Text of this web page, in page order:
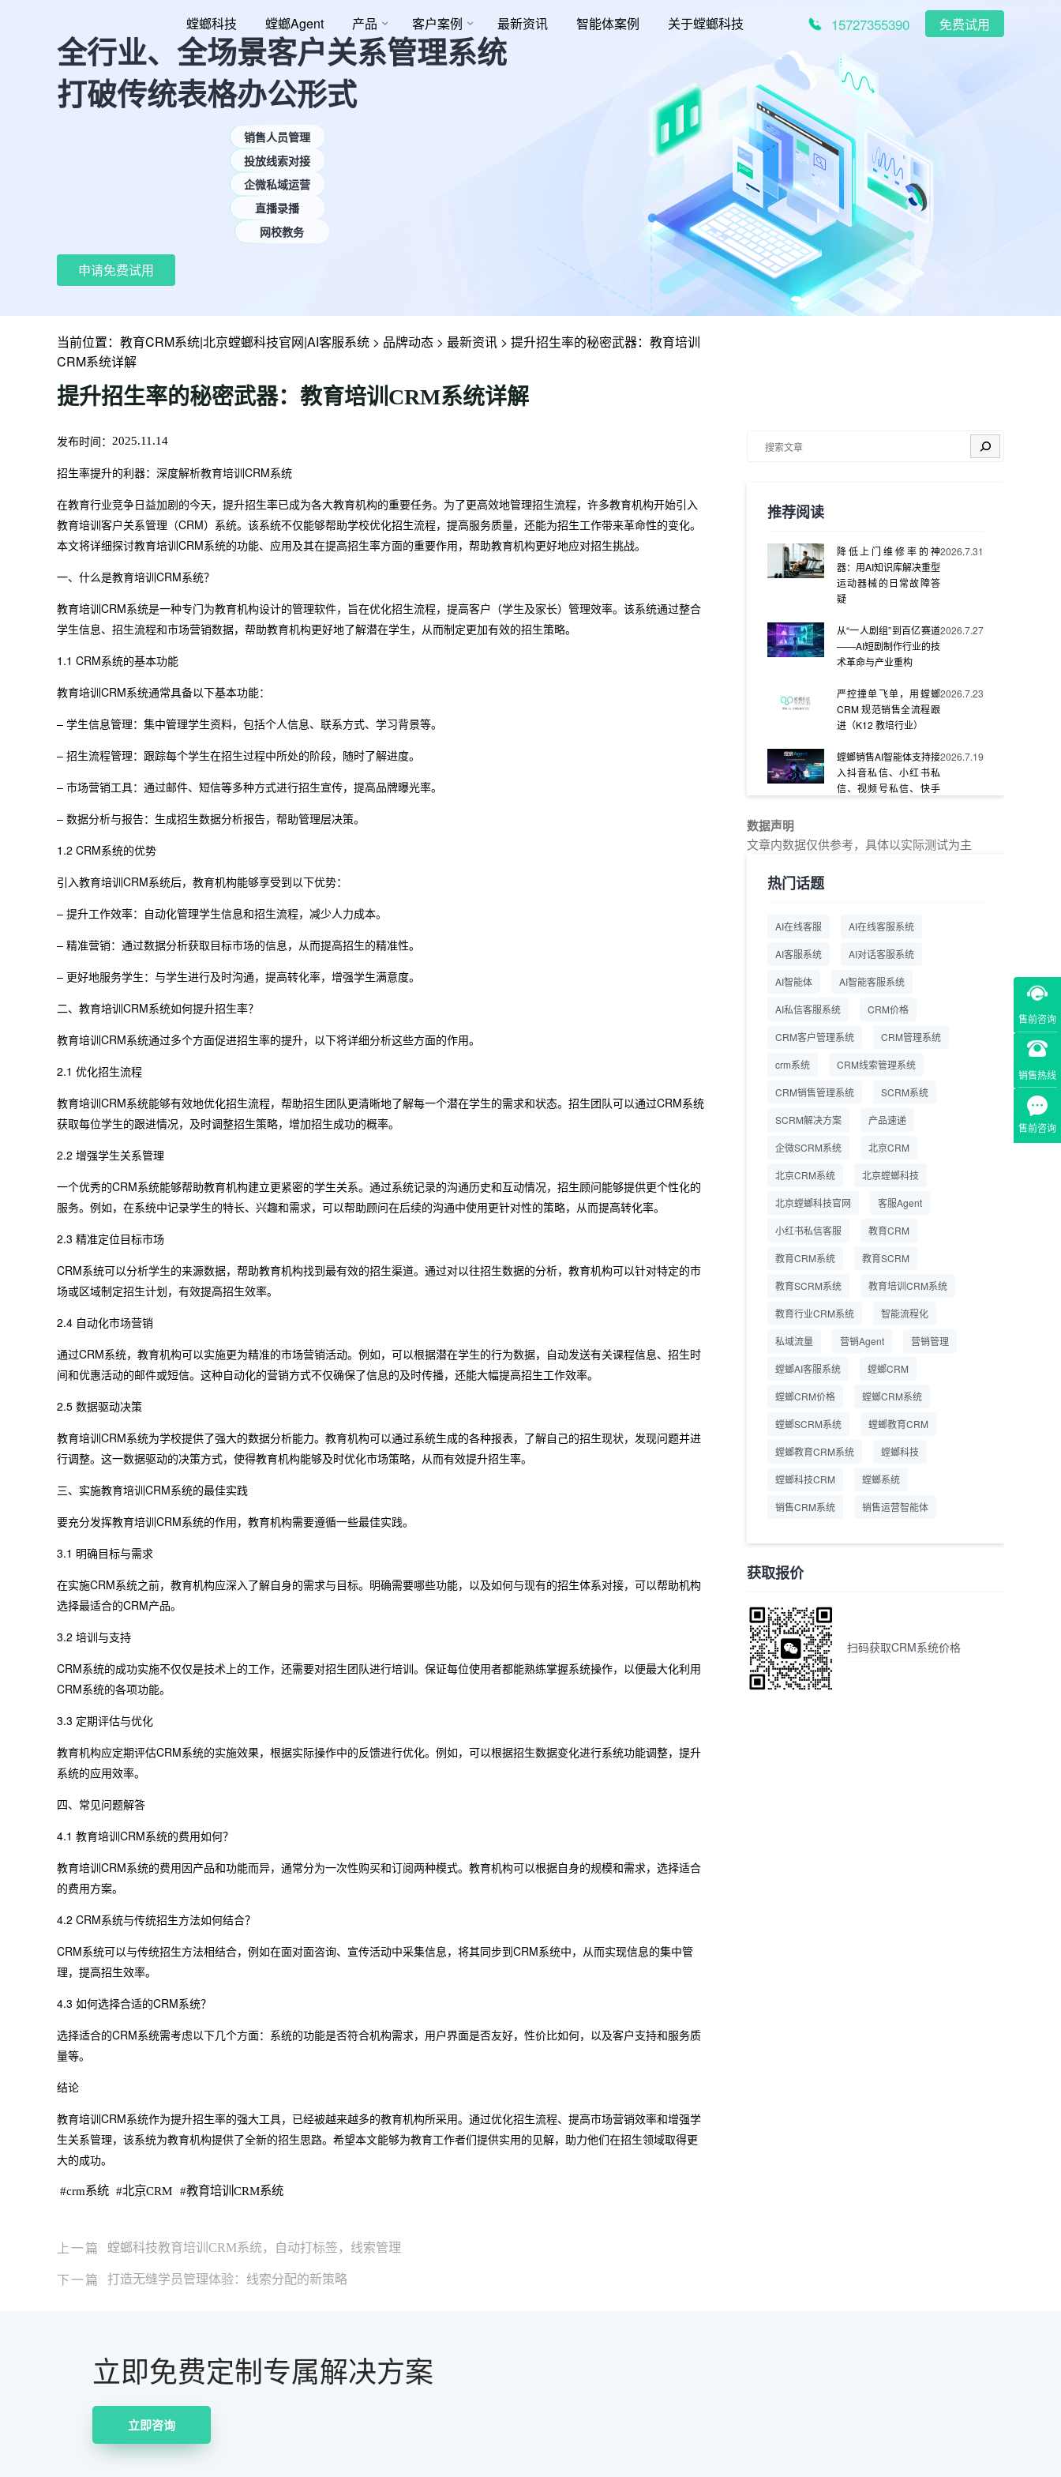
螳螂科技 螳螂Agent 产品 客户案例 最新资讯 智能体案例 关于螳螂科技 15727355390 免费试用
全行业、全场景客户关系管理系统
打破传统表格办公形式
销售人员管理
投放线索对接
企微私域运营
直播录播
网校教务
申请免费试用
售前咨询
销售热线
售前咨询
当前位置： 教育CRM系统|北京螳螂科技官网|AI客服系统 > 品牌动态 > 最新资讯 > 提升招生率的秘密武器：教育培训
CRM系统详解
提升招生率的秘密武器：教育培训CRM系统详解
发布时间： 2025.11.14
招生率提升的利器：深度解析教育培训CRM系统
在教育行业竞争日益加剧的今天，提升招生率已成为各大教育机构的重要任务。为了更高效地管理招生流程，许多教育机构开始引入
教育培训客户关系管理（CRM）系统。该系统不仅能够帮助学校优化招生流程，提高服务质量，还能为招生工作带来革命性的变化。
本文将详细探讨教育培训CRM系统的功能、应用及其在提高招生率方面的重要作用，帮助教育机构更好地应对招生挑战。
一、什么是教育培训CRM系统？
教育培训CRM系统是一种专门为教育机构设计的管理软件，旨在优化招生流程，提高客户（学生及家长）管理效率。该系统通过整合
学生信息、招生流程和市场营销数据，帮助教育机构更好地了解潜在学生，从而制定更加有效的招生策略。
1.1 CRM系统的基本功能
教育培训CRM系统通常具备以下基本功能：
– 学生信息管理：集中管理学生资料，包括个人信息、联系方式、学习背景等。
– 招生流程管理：跟踪每个学生在招生过程中所处的阶段，随时了解进度。
– 市场营销工具：通过邮件、短信等多种方式进行招生宣传，提高品牌曝光率。
– 数据分析与报告：生成招生数据分析报告，帮助管理层决策。
1.2 CRM系统的优势
引入教育培训CRM系统后，教育机构能够享受到以下优势：
– 提升工作效率：自动化管理学生信息和招生流程，减少人力成本。
– 精准营销：通过数据分析获取目标市场的信息，从而提高招生的精准性。
– 更好地服务学生：与学生进行及时沟通，提高转化率，增强学生满意度。
二、教育培训CRM系统如何提升招生率？
教育培训CRM系统通过多个方面促进招生率的提升，以下将详细分析这些方面的作用。
2.1 优化招生流程
教育培训CRM系统能够有效地优化招生流程，帮助招生团队更清晰地了解每一个潜在学生的需求和状态。招生团队可以通过CRM系统
获取每位学生的跟进情况，及时调整招生策略，增加招生成功的概率。
2.2 增强学生关系管理
一个优秀的CRM系统能够帮助教育机构建立更紧密的学生关系。通过系统记录的沟通历史和互动情况，招生顾问能够提供更个性化的
服务。例如，在系统中记录学生的特长、兴趣和需求，可以帮助顾问在后续的沟通中使用更针对性的策略，从而提高转化率。
2.3 精准定位目标市场
CRM系统可以分析学生的来源数据，帮助教育机构找到最有效的招生渠道。通过对以往招生数据的分析，教育机构可以针对特定的市
场或区域制定招生计划，有效提高招生效率。
2.4 自动化市场营销
通过CRM系统，教育机构可以实施更为精准的市场营销活动。例如，可以根据潜在学生的行为数据，自动发送有关课程信息、招生时
间和优惠活动的邮件或短信。这种自动化的营销方式不仅确保了信息的及时传播，还能大幅提高招生工作效率。
2.5 数据驱动决策
教育培训CRM系统为学校提供了强大的数据分析能力。教育机构可以通过系统生成的各种报表，了解自己的招生现状，发现问题并进
行调整。这一数据驱动的决策方式，使得教育机构能够及时优化市场策略，从而有效提升招生率。
三、实施教育培训CRM系统的最佳实践
要充分发挥教育培训CRM系统的作用，教育机构需要遵循一些最佳实践。
3.1 明确目标与需求
在实施CRM系统之前，教育机构应深入了解自身的需求与目标。明确需要哪些功能，以及如何与现有的招生体系对接，可以帮助机构
选择最适合的CRM产品。
3.2 培训与支持
CRM系统的成功实施不仅仅是技术上的工作，还需要对招生团队进行培训。保证每位使用者都能熟练掌握系统操作，以便最大化利用
CRM系统的各项功能。
3.3 定期评估与优化
教育机构应定期评估CRM系统的实施效果，根据实际操作中的反馈进行优化。例如，可以根据招生数据变化进行系统功能调整，提升
系统的应用效率。
四、常见问题解答
4.1 教育培训CRM系统的费用如何？
教育培训CRM系统的费用因产品和功能而异，通常分为一次性购买和订阅两种模式。教育机构可以根据自身的规模和需求，选择适合
的费用方案。
4.2 CRM系统与传统招生方法如何结合？
CRM系统可以与传统招生方法相结合，例如在面对面咨询、宣传活动中采集信息，将其同步到CRM系统中，从而实现信息的集中管
理，提高招生效率。
4.3 如何选择合适的CRM系统？
选择适合的CRM系统需考虑以下几个方面：系统的功能是否符合机构需求，用户界面是否友好，性价比如何，以及客户支持和服务质
量等。
结论
教育培训CRM系统作为提升招生率的强大工具，已经被越来越多的教育机构所采用。通过优化招生流程、提高市场营销效率和增强学
生关系管理，该系统为教育机构提供了全新的招生思路。希望本文能够为教育工作者们提供实用的见解，助力他们在招生领域取得更
大的成功。
#crm系统 #北京CRM #教育培训CRM系统
搜索
推荐阅读
降低上门维修率的神
器：用AI知识库解决重型
运动器械的日常故障答
疑
2026.7.31
从“一人剧组”到百亿赛道
——AI短剧制作行业的技
术革命与产业重构
2026.7.27
严控撞单飞单，用螳螂
CRM 规范销售全流程跟
进（K12 教培行业）
2026.7.23
螳螂销售AI智能体支持接
入抖音私信、小红书私
信、视频号私信、快手
2026.7.19
螳螂系统专为K12/职业
交：螳螂科技销售AI智能
一站式SCRM系统企微
全流程
商用SCRM系统企微工
营成本
2026.7.14
企业微信 私域用户精细
螳螂教育CRM助力教培
机构精细化运营
数据声明
文章内数据仅供参考，具体以实际测试为主
热门话题
AI在线客服 AI在线客服系统
AI客服系统 AI对话客服系统
AI智能体 AI智能客服系统
AI私信客服系统 CRM价格
CRM客户管理系统 CRM管理系统
crm系统 CRM线索管理系统
CRM销售管理系统 SCRM系统
SCRM解决方案 产品速递
企微SCRM系统 北京CRM
北京CRM系统 北京螳螂科技
北京螳螂科技官网 客服Agent
小红书私信客服 教育CRM
教育CRM系统 教育SCRM
教育SCRM系统 教育培训CRM系统
教育行业CRM系统 智能流程化
私域流量 营销Agent 营销管理
螳螂AI客服系统 螳螂CRM
螳螂CRM价格 螳螂CRM系统
螳螂SCRM系统 螳螂教育CRM
螳螂教育CRM系统 螳螂科技
螳螂科技CRM 螳螂系统
销售CRM系统 销售运营智能体
获取报价
扫码获取CRM系统价格
上一篇 螳螂科技教育培训CRM系统，自动打标签，线索管理
下一篇 打造无缝学员管理体验：线索分配的新策略
立即免费定制专属解决方案
立即咨询